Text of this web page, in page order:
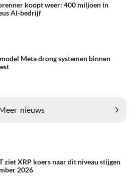
koopt weer: 400 miljoen in
AI-bedrijf
Meta drong systemen binnen
nieuws
ziet XRP koers naar dit niveau stijgen
2026